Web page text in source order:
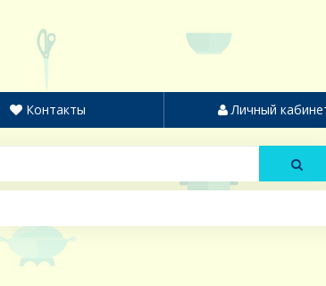
Контакты Личный